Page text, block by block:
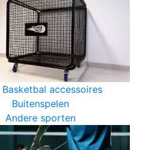
Basketbal accessoires
Buitenspelen
Andere sporten